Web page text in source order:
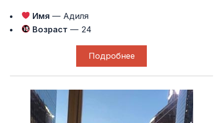
Имя — Адиля
Возраст — 24
Подробнее